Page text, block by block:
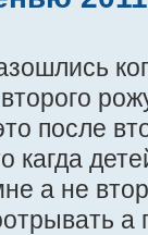
после
кагда
а не
а